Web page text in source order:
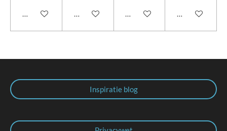
In winkelwagen In winkelwagenIn winkelwagenIn
Inspiratie blog